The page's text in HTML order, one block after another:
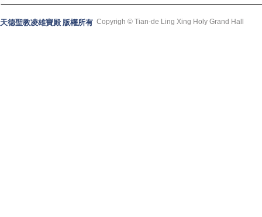
天德聖教凌雄寶殿 版權所有 Copyrigh © Tian-de Ling Xing Holy Grand Hall